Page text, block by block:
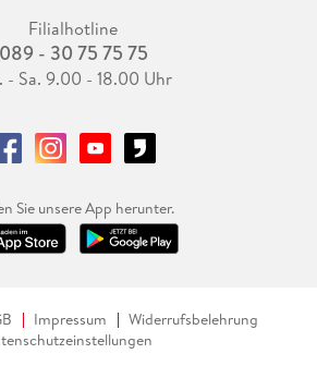
Filialhotline
089 - 30 75 75 75
- Sa. 9.00 - 18.00 Uhr
Sie unsere App herunter.
Impressum
Widerrufsbelehrung